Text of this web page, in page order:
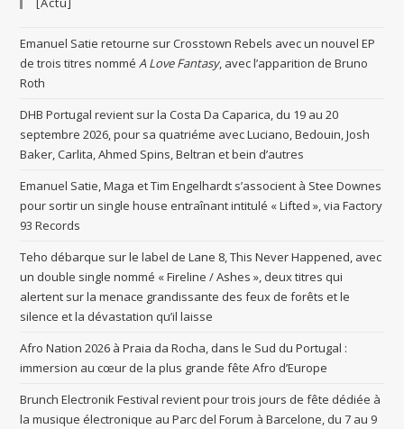
Emanuel Satie retourne sur Crosstown Rebels avec un nouvel EP
de trois titres nomméA Love Fantasy, avec l’apparition de Bruno
Roth
DHB Portugal revient sur la Costa Da Caparica, du 19 au 20
septembre 2026, pour sa quatriéme avec Luciano, Bedouin, Josh
Baker, Carlita, Ahmed Spins, Beltran et bein d’autres
Emanuel Satie, Maga et Tim Engelhardt s’associent à Stee Downes
pour sortir un single house entraînant intitulé « Lifted », via Factory
93 Records
Teho débarque sur le label de Lane 8, This Never Happened, avec
un double single nommé « Fireline / Ashes », deux titres qui
alertent sur la menace grandissante des feux de forêts et le
silence et la dévastation qu’il laisse
Afro Nation 2026 à Praia da Rocha, dans le Sud du Portugal :
immersion au cœur de la plus grande fête Afro d’Europe
Brunch Electronik Festival revient pour trois jours de fête dédiée à
la musique électronique au Parc del Forum à Barcelone, du 7 au 9